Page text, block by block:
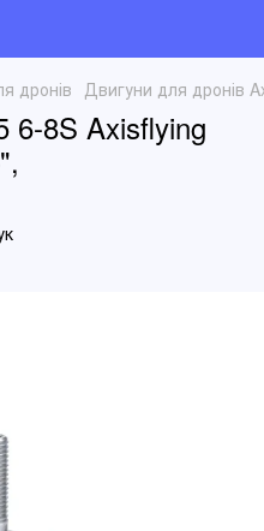
дронів Двигуни для дронів
6-8S Axisflying